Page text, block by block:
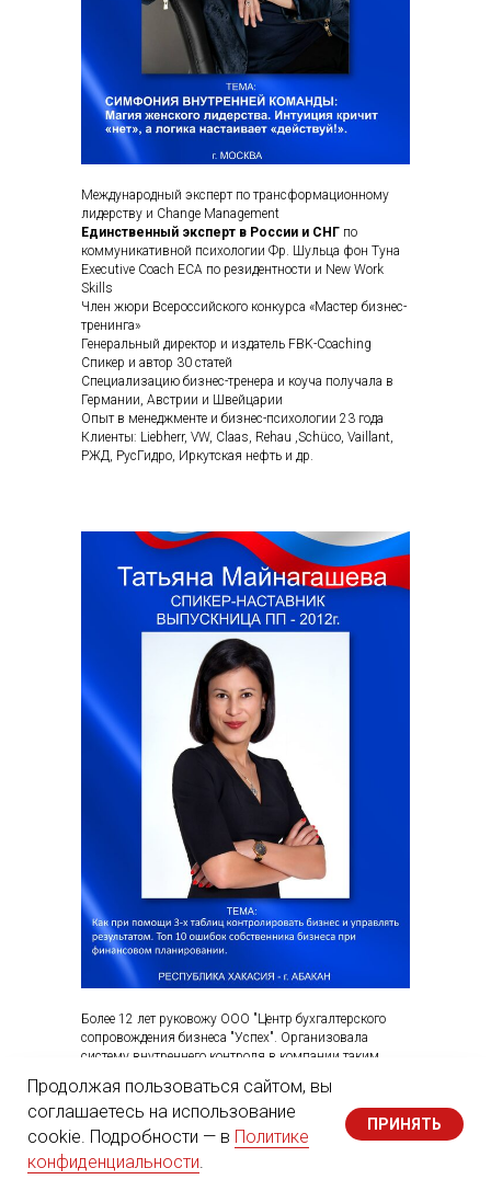
Международный эксперт по трансформационному
лидерству и Change Management
Единственный эксперт в России и СНГ по
коммуникативной психологии Фр. Шульца фон Туна
Executive Coach ECA по резидентности и New Work
Skills
Член жюри Всероссийского конкурса «Мастер бизнес-
тренинга»
Генеральный директор и издатель FBK-Coaching
Спикер и автор 30 статей
Специализацию бизнес-тренера и коуча получала в
Германии, Австрии и Швейцарии
Опыт в менеджменте и бизнес-психологии 23 года
Клиенты: Liebherr, VW, Claas, Rehau ,Schüco, Vaillant,
РЖД, РусГидро, Иркутская нефть и др.
Более 12 лет руковожу ООО "Центр бухгалтерского
сопровождения бизнеса "Успех". Организовала
систему внутреннего контроля в компании таким
заплатил штраф по причине не правильно или
несвоевременно сданной отчетности.
Победитель ежегодной национальной премии в
области бухгалтерского и налогового учета
Продолжая пользоваться сайтом, вы
соглашаетесь на использование
cookie. Подробности — в Политике
конфиденциальности.
ПРИНЯТЬ